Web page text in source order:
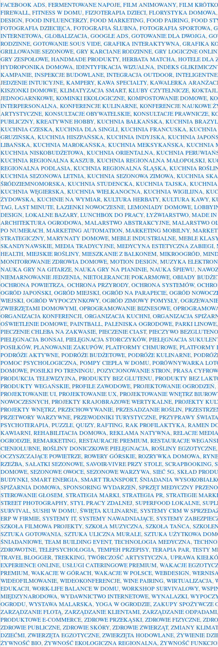
FACEBOOK ADS FERMENTOWANE NAPOJE, FILM ANIMOWANY, FILM
FIREWALL FITNESS W DOMU FIZJOTERAPIA DZIECI FLORYSTYKA DOMOWA
DESIGN FOOD INFLUENCERZY, FOOD MARKETING FOOD PAIRING FOOD
FOTOGRAFIA DZIECIĘCA FOTOGRAFIA ŚLUBNA FOTOGRAFIA SPORTOWA,
INTERNETOWA GLOBALIZACJA GOOGLE ADS GOTOWANIE DLA DWOJGA,
RODZINNE, GOTOWANIE SOUS VIDE GRAFIKA INTERAKTYWNA GRAFIKA
GRILLOWANIE SEZONOWE, GRY KARCIANE RODZINNE GRY LOGICZNE
GRY ZESPOŁOWE HANDMADE PRODUKTY, HERBATA MATCHA HOTELE DLA
HYDROPONIKA DOMOWA IDENTYFIKACJA WIZUALNA INDEKS
KAMPANIE INSPEKCJE BUDOWLANE, INTEGRACJA OUTDOOR
JEDZENIE INTUICYJNE KAMPERY, KAWA SPECIALTY, KAWALERKA
KISZONKI DOMOWE, KLIMATYZACJA SMART, KLUBY CZYTELNICZE,
JEDNOGARNKOWE KOMINKI EKOLOGICZNE KOMPOSTOWANIE DOMOWE
INTERPERSONALNA KONFERENCJE KULINARNE KONFERENCJE NAUKOWE
ARTYSTYCZNE KONSULTACJE OBYWATELSKIE KONSULTACJE PRAWNICZE,
PUBLICZNY, KREATYWNE HOBBY, KUCHNIA BAŁKAŃSKA KUCHNIA
KUCHNIA CZESKA KUCHNIA DLA SINGLI KUCHNIA FRANCUSKA KUCHNIA
GRUZIŃSKA KUCHNIA HISZPAŃSKA KUCHNIA INDYJSKA KUCHNIA
LIBAŃSKA KUCHNIA MAROKAŃSKA KUCHNIA MEKSYKAŃSKA, KUCHNIA
KUCHNIA NISKOBUDŻETOWA KUCHNIA ORIENTALNA KUCHNIA
KUCHNIA REGIONALNA KASZUB KUCHNIA REGIONALNA MAŁOPOLSKI
REGIONALNA PODLASIA KUCHNIA REGIONALNA ŚLĄSKA KUCHNIA
KUCHNIA SEZONOWA LETNIA KUCHNIA SEZONOWA ZIMOWA KUCHNIA
ŚRÓDZIEMNOMORSKA KUCHNIA STUDENCKA, KUCHNIA TAJSKA,
KUCHNIA WĘGIERSKA KUCHNIA WIELKANOCNA KUCHNIA WIGILIJNA
ŻYDOWSKA, KUCHNIE NA WYMIAR KULTURA HERBATY, KULTURA KAWY,
TAG, LAST MINUTE ŁAZIENKI NOWOCZESNE LEMONIADY DOMOWE
DESIGN LOKALNE BAZARY, LUNCHBOX DO PRACY, ŁYŻWIARSTWO MADE
ARCHITEKTURA OGRODOWA MALARSTWO ABSTRAKCYJNE MALARSTWO
PO NUMERACH MARKETING AUTOMATION, MARKETING MOBILNY,
STRATEGICZNY, MARYNATY DOMOWE MEBLE INDUSTRIALNE MEBLE
SKANDYNAWSKIE MEDIA TRADYCYJNE MEDYCYNA ESTETYCZNA ZABIEGI
HEALTH MIEJSKIE ROŚLINY, MIESZKANIE Z BALKONEM MIKROOGRÓD,
MONITOROWANIE ZDROWIA DOMOWE MOTION DESIGN, MUZYKA
NAUKA GRY NA GITARZE, NAUKA GRY NA PIANINIE, NAUKA ŚPIEWU
NIEMARNOWANIE JEDZENIA NIETOLERANCJE POKARMOWE, OBIADY
OCHRONA POWIETRZA OCHRONA PRZYRODY, OCHRONA SYSTEMÓW,
OGRÓD JAPOŃSKI, OGRÓD MIEJSKI OGRÓD NA PARAPECIE OGRÓD
WIEJSKI OGRÓD WYPOCZYNKOWY, OGRÓD ZIMOWY POMYSŁY,
ZWIERZĘTAMI DOMOWYMI OPROGRAMOWANIE BIZNESOWE
ORGANIZACJA KONFERENCJI ORGANIZACJA KUCHNI ORGANIZACJA
OŚWIETLENIE DOMOWE, PAINTBALL PALENISKA OGRODOWE PARKI LINOWE
PIECZENIE CHLEBA NA ZAKWASIE PIECZENIE CIAST, PIECZYWO
PIELĘGNACJA BONSAI PIELĘGNACJA STORCZYKÓW, PIELĘGNACJA
POSIŁKÓW, PLANOWANIE ZAKUPÓW, PLATFORMY CHMUROWE PLATFORMY
PODRÓŻE AKTYWNE PODRÓŻE BUDŻETOWE PODRÓŻE KULINARNE
POMOC PSYCHOLOGICZNA, POMPY CIEPŁA W DOMU, PORÓWNYWARKA
DOMOWE POSIŁKI PO TRENINGU POZYCJONOWANIE STRON PRASA
PRODUKCJA TELEWIZYJNA, PRODUKTY BEZ GLUTENU PRODUKTY BEZ
PRODUKTY WEGAŃSKIE, PROFILE ZAWODOWE PROJEKTOWANIE OGRODZEŃ
PROJEKTOWANIE UI, PROJEKTOWANIE UX, PROJEKTOWANIE WNĘTRZ
NOWOCZESNYCH, PROJEKTY KRAJOBRAZOWE WERTYKALNE, PROJEKTY
PROJEKTY WNĘTRZ, PRZECHOWYWANIE PRZESADZANIE ROŚLIN
PRZETWORY WARZYWNE, PRZEWODNIKI TURYSTYCZNE, PRZYPRAWY ŚWIATA
PSYCHOTERAPIA PUZZLE QUIZY, RAFTING RAK PROFILAKTYKA RAMEN
KAWIARNI, REHABILITACJA DOMOWA REKLAMA NATYWNA RELACJE
OGRODZIE REMARKETING, RESTAURACJE PREMIUM RESTAURACJE
CIENIOLUBNE ROŚLINY DONICZKOWE PIELĘGNACJA ROŚLINY EGZOTYCZNE
OCZYSZCZAJĄCE POWIETRZE ROWERY GÓRSKIE ROZRYWKA DOMOWA
RZEŹBA SAŁATKI SEZONOWE SAVOIR-VIVRE PRZY STOLE SCRAPBOOKING
DOMOWE, SEZONOWE OWOCE, SEZONOWE WARZYWA SIEĆ 5G SKŁAD
BUDYNKI SMART ENERGIA SMART TRANSPORT, ŚNIADANIA
SPIŻARNIA DOMOWA, SPONSORING WYDARZEŃ, SPRZĘT MEDYCZNY
STEROWANIE GŁOSEM STRATEGIA MARKI STRATEGIA PR, STRATEGIE
STREET PHOTOGRAPHY, STYL PRACY ZDALNEJ SUPERFOOD LOKALNE
SURVIVAL SUSHI W DOMU ŚWIĘTA KULINARNE SYSTEMY CRM W
ERP W FIRMIE SYSTEMY IT, SYSTEMY NAWADNIAJĄCE SYSTEMY
SZKOŁA FILMOWA PROJEKTY, SZKOŁA MUZYCZNA, SZKOŁA TAŃCA
SZTUKA GOTOWANIA SZTUKA ULICZNA MURALE SZTUKA UŻYTKOWA
ŚNIADANIOWE TEAM BUILDING EVENT, TECHNOLOGIA MEDYCZNA
ZDROWOTNE, TELEPSYCHOLOGIA, TEMPEH PRZEPISY, TERAPIA PAR TESTY
TRAVEL BLOGGER TREKKING TWÓRCZOŚĆ ARTYSTYCZNA UPRAWA
EXPERIENCE ONLINE USŁUGI CATERINGOWE PREMIUM WAKACJE
PREMIUM WAKACJE W GÓRACH WAKACJE W POLSCE, WEBDESIGN
WIDEOFILMOWANIE, WIDEOKONFERENCJE WINE PAIRING, WIRTUALIZACJA,
EDUKACJI WORK-LIFE BALANCE W DOMU, WORKSHOP SURVIVALOWY,
MIĘDZYNARODOWA WYDAWNICTWO INTERNETOWE WYNALAZKI
OGRODU WYSTAWA MALARSKA YOGA W OGRODZIE ZAKUPY SPOŻYWCZE
ZARZĄDZANIE FLOTĄ ZARZĄDZANIE KLIENTAMI, ZARZĄDZANIE ODPADAMI
PRODUKTOWE E-COMMERCE ZDROWE PRZEKĄSKI, ZDROWIE FIZYCZNE
ZDROWIE PUBLICZNE ZDROWIE SKÓRY, ZDROWIE ZWIERZĄT, ZMIANY
DZIEĆMI ZWIERZĘTA EGZOTYCZNE ZWIERZĘTA HODOWLANE ŻYWIENIE
ŻYWNOŚĆ BIO ŻYWNOŚĆ EKOLOGICZNA REGIONALNA ŻYWNOŚĆ